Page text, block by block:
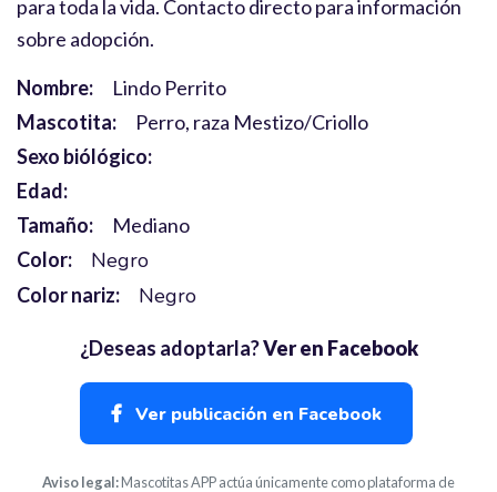
para toda la vida. Contacto directo para información
sobre adopción.
Nombre:
Lindo Perrito
Mascotita:
Perro, raza Mestizo/Criollo
Sexo biólógico:
Edad:
Tamaño:
Mediano
Color:
Negro
Color nariz: Negro
¿Deseas adoptarla?Ver en Facebook
Ver publicación en Facebook
Aviso legal:Mascotitas APP actúa únicamente como plataforma de